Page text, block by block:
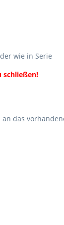
wie in Serie
schließen!
das